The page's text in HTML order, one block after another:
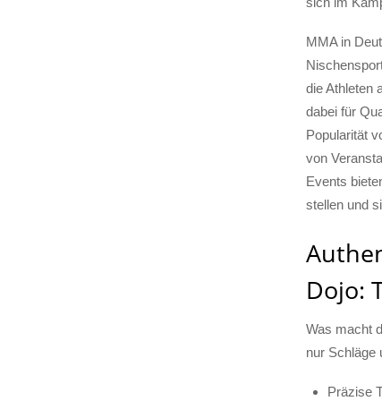
MMA in
die Athleten
dabei für
Popularität
von
Events
stellen und
Dojo:
Was macht
nur Schläge
Präzise